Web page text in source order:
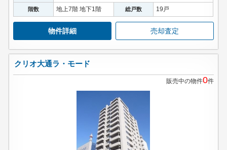
階数 地上7階 地下1階 総戸数 19戸
物件詳細 売却査定
クリオ大通ラ・モード
販売中の物件0件